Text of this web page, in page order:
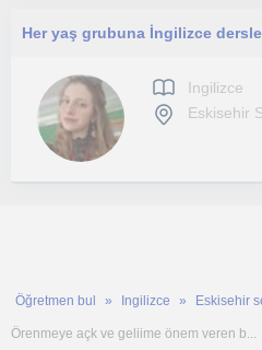
Ingilizce
Eskisehir
Öğretmen bul Ingilizce Eskisehir
Örenmeye açk ve geliime önem veren b...